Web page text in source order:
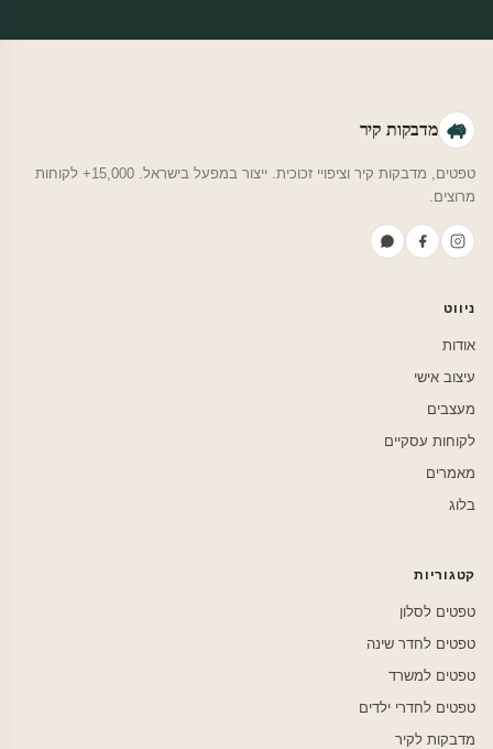
מדבקות קיר
טפטים, מדבקות קיר וציפויי זכוכית. ייצור במפעל בישראל. 15,000+ לקוחות
מרוצים.
ניווט
אודות
עיצוב אישי
מעצבים
לקוחות עסקיים
מאמרים
בלוג
קטגוריות
טפטים לסלון
טפטים לחדר שינה
טפטים למשרד
טפטים לחדרי ילדים
מדבקות לקיר